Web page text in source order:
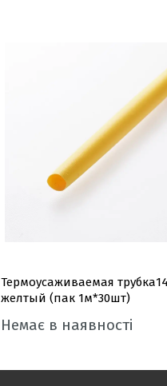
Термоусаживаемая
желтый (пак 1м*30шт)
Немає в наявності